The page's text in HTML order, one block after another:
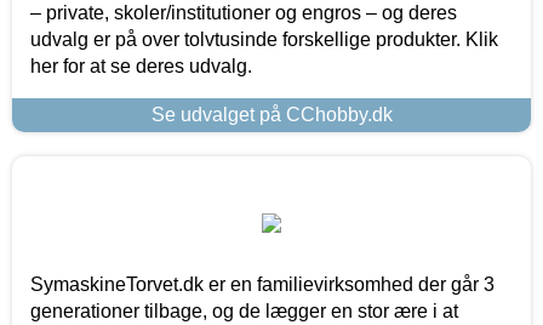
– private, skoler/institutioner og engros – og deres
udvalg er på over tolvtusinde forskellige produkter. Klik
her for at se deres udvalg.
Se udvalget på CChobby.dk
SymaskineTorvet.dk er en familievirksomhed der går 3
generationer tilbage, og de lægger en stor ære i at